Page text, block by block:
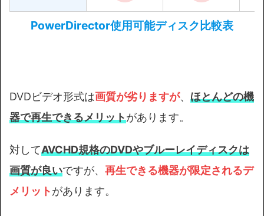
PowerDirector使用可能ディスク比較表
DVDビデオ形式は画質が劣りますが、 ほとんどの機
器で再生できるメリットがあります。
対してAVCHD規格のDVDやブルーレイディスクは
画質が良いですが、 再生できる機器が限定されるデ
メリットがあります。